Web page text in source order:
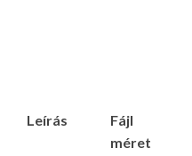
Leírás
Fájl
méret